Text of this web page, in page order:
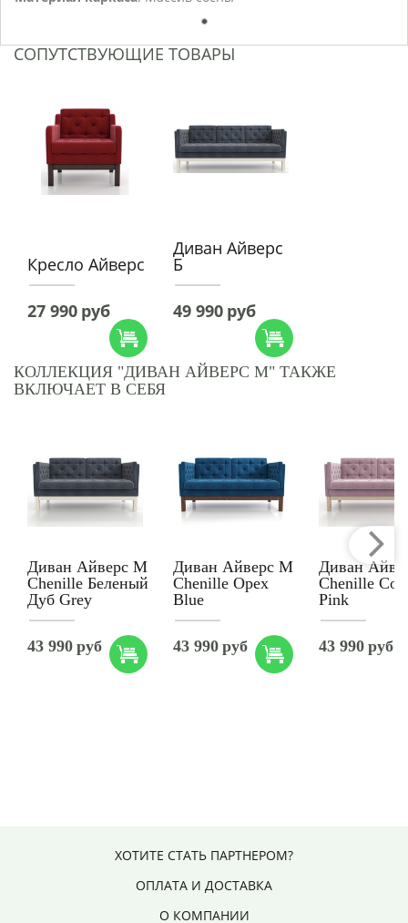
1
СОПУТСТВУЮЩИЕ ТОВАРЫ
Кресло Айверс
27 990 руб
Диван Айверс
Б
49 990 руб
КОЛЛЕКЦИЯ "ДИВАН АЙВЕРС М" ТАКЖЕ
ВКЛЮЧАЕТ В СЕБЯ
Диван Айверс М
Chenille Беленый
Дуб Grey
43 990 руб
Диван Айверс М
Chenille Орех
Blue
43 990 руб
Диван
Chenille
Pink
43 990 руб
ХОТИТЕ СТАТЬ ПАРТНЕРОМ?
ОПЛАТА И ДОСТАВКА
О КОМПАНИИ